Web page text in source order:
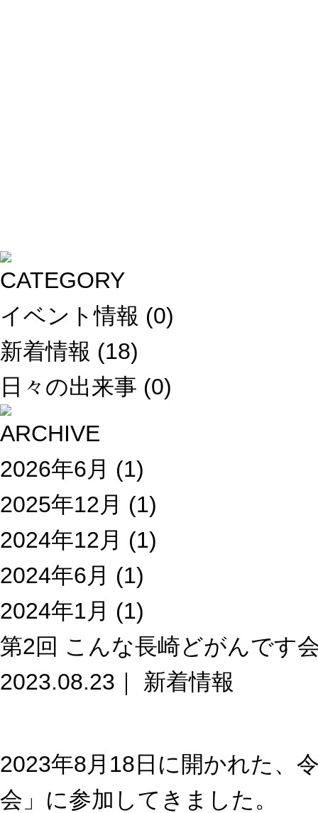
イベント情報 (0)
新着情報 (18)
日々の出来事 (0)
2026年6月 (1)
2025年12月 (1)
2024年12月 (1)
2024年6月 (1)
2024年1月 (1)
第2回 こんな長崎どがんです
2023.08.23｜ 新着情報
2023年8月18日に開かれた、
会」に参加してきました。